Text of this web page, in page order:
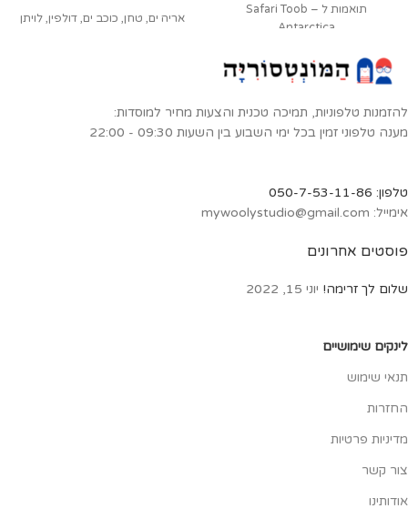
תואמות ל Safari Toob –
Antarctica
פינגוין קיסרי, ראשתן גדול ראש, דב ים
אנטרקטי, פינגוין מציץ מערבי, לויתן
קטלן, פנגוין רצועת הסנטר, כלב ים
לובדון הסרטנים, לויתן כחול
אריה ים, טחן, כוכב ים, דולפין, לויתן
מהאוקיאנוס
לינקים שימושיים
תנאי שימוש
החזרות
מדיניות פרטיות
צור קשר
אודותינו
פוסטים אחרונים
שלום לך זרימה! יוני 15, 2022
להזמנות טלפוניות, תמיכה טכנית והצעות מחיר למוסדות:
מענה טלפוני זמין בכל ימי השבוע בין השעות 09:30 - 22:00
טלפון: 050-7-53-11-86
אימייל: mywoolystudio@gmail.com